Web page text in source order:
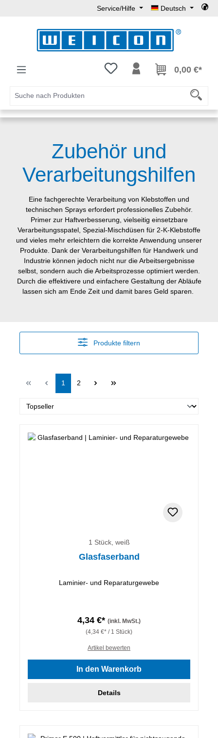
Service/Hilfe Deutsch
Du hast 0 Produkte auf dem
0,00 €*
Zubehör und
Verarbeitungshilfen
Eine fachgerechte Verarbeitung von Klebstoffen und
technischen Sprays erfordert professionelles Zubehör.
Primer zur Haftverbesserung, vielseitig einsetzbare
Verarbeitungsspatel, Spezial-Mischdüsen für 2-K-Klebstoffe
und vieles mehr erleichtern die korrekte Anwendung unserer
Produkte. Dank der Verarbeitungshilfen für Handwerk und
Industrie können jedoch nicht nur die Arbeitsergebnisse
selbst, sondern auch die Arbeitsprozesse optimiert werden.
Durch die effektivere und einfachere Gestaltung der Abläufe
lassen sich am Ende Zeit und damit bares Geld sparen.
Produkte filtern
Seite
1 Seite
2
1 Stück, weiß
Glasfaserband
Laminier- und Reparaturgewebe
4,34 €* (inkl. MwSt.)
(4,34 €* / 1 Stück)
Artikel bewerten
In den Warenkorb
Details